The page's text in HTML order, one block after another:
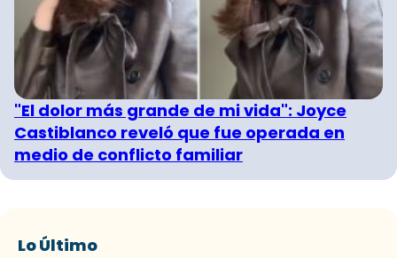
"El dolor más grande de mi vida": Joyce
Castiblanco reveló que fue operada en
medio de conflicto familiar
Lo Último